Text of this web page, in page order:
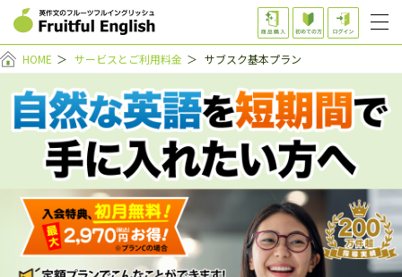
HOME ＞ サービスとご利用料金 ＞ サブスク基本プラン